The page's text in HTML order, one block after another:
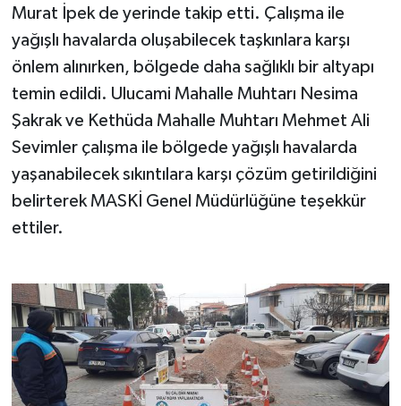
Murat İpek de yerinde takip etti. Çalışma ile
yağışlı havalarda oluşabilecek taşkınlara karşı
önlem alınırken, bölgede daha sağlıklı bir altyapı
temin edildi. Ulucami Mahalle Muhtarı Nesima
Şakrak ve Kethüda Mahalle Muhtarı Mehmet Ali
Sevimler çalışma ile bölgede yağışlı havalarda
yaşanabilecek sıkıntılara karşı çözüm getirildiğini
belirterek MASKİ Genel Müdürlüğüne teşekkür
ettiler.